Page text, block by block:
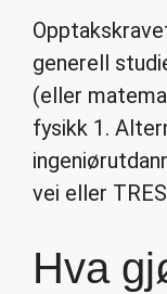
generell
(eller
fysikk 1.
vei eller
Hva